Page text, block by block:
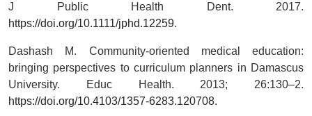
J Public Health Dent. 2017.
https://doi.org/10.1111/jphd.12259.
Dashash M. Community-oriented medical education:
bringing perspectives to curriculum planners in Damascus
University. Educ Health. 2013; 26:130–2.
https://doi.org/10.4103/1357-6283.120708.